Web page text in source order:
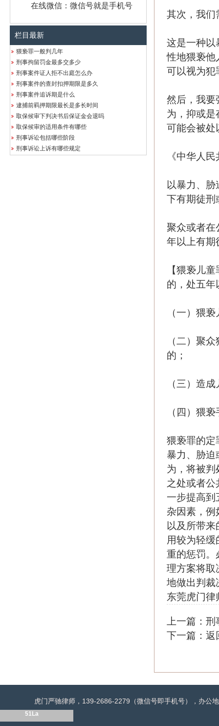
在线微信：微信号就是手机号
栏目最新
猥亵罪一般判几年
刑事拘留罚金最多交多少
刑事案件证人拒不出庭怎么办
刑事案件的查封扣押期限是多久
刑事案件追诉期是什么
逮捕前羁押期限最长是多长时间
取保候审下判决书后保证金会退吗
取保候审的适用条件有哪些
刑事诉讼包括哪些阶段
刑事诉讼上诉有哪些规定
其次，我们
这是一种以
性地猥亵他
可以视为犯
然后，我要
为，抑或是
可能会被处
《中华人
以暴力、
下有期徒刑
聚众或者在
年以上有期
【猥亵儿
的，处五年
（一）猥
（二）聚
的；
（三）造
（四）猥
猥亵罪的定
暴力、胁迫
为，将被判
之处或者
一步提高到
杂因素，例
以及所带
用较为轻
重的惩罚。
理方案将取
地做出判裁
东莞虎门律
上一篇： 刑
下一篇： 返
虎门严驰律师，139-2686-2279（微信号即手机号），办公
51La